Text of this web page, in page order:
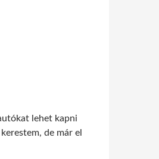
lehet kapni
de már el